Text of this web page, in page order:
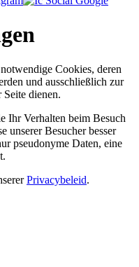
Cookies, deren
und ausschließlich zur
dienen.
Ihr Verhalten beim Besuch
unserer Besucher besser
pseudonyme Daten, eine
Privacybeleid.